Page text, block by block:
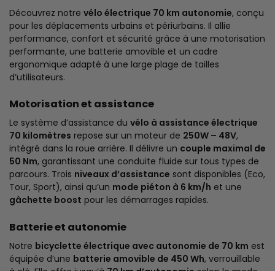
Découvrez notre vélo électrique 70 km autonomie, conçu
pour les déplacements urbains et périurbains. Il allie
performance, confort et sécurité grâce à une motorisation
performante, une batterie amovible et un cadre
ergonomique adapté à une large plage de tailles
d’utilisateurs.
Motorisation et assistance
Le système d’assistance du vélo à assistance électrique
70 kilomètres repose sur un moteur de 250W – 48V,
intégré dans la roue arrière. Il délivre un couple maximal de
50 Nm, garantissant une conduite fluide sur tous types de
parcours. Trois niveaux d’assistance sont disponibles (Eco,
Tour, Sport), ainsi qu’un mode piéton à 6 km/h et une
gâchette boost pour les démarrages rapides.
Batterie et autonomie
Notre bicyclette électrique avec autonomie de 70 km est
équipée d’une batterie amovible de 450 Wh, verrouillable